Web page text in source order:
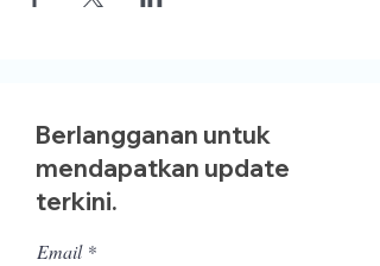
Berlangganan untuk
mendapatkan update
terkini.
Email